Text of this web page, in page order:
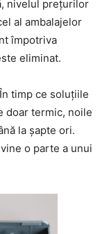
nivelul prețurilor
al ambalajelor
împotriva
eliminat.
timp ce soluțiile
doar termic, noile
la șapte ori.
o parte a unui